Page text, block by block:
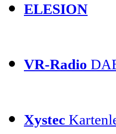
ELESION
VR-Radio
Xystec